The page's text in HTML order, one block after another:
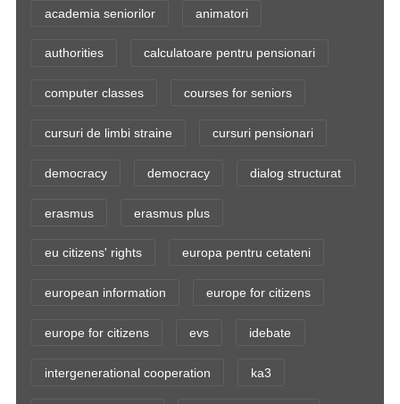
academia seniorilor animatori
authorities calculatoare pentru pensionari
computer classes courses for seniors
cursuri de limbi straine cursuri pensionari
democracy democracy dialog structurat
erasmus erasmus plus
eu citizens' rights europa pentru cetateni
european information europe for citizens
europe for citizens evs idebate
intergenerational cooperation ka3